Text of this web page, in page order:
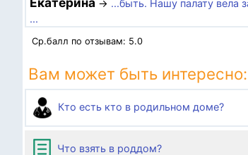
→ ...быть. Нашу палату вела
...
Ср.балл по отзывам: 5.0
Вам может быть интересно:
Кто есть кто в родильном доме?
Что взять в роддом?